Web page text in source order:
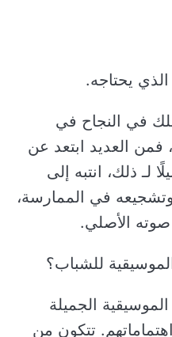
يحتاجه.
في النجاح في
فمن العديد ابتعد عن
لـ ذلك، انتبه إلى
في الممارسة،
الأصلي.
للشباب؟
الجميلة
تتكون من